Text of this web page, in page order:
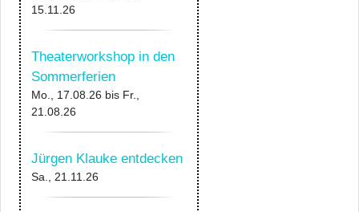
15.11.26
Theaterworkshop in den
Sommerferien
Mo., 17.08.26 bis Fr.,
21.08.26
Jürgen Klauke entdecken
Sa., 21.11.26